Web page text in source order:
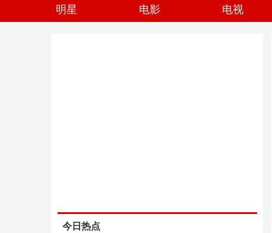
明星 电影 电视
今日热点